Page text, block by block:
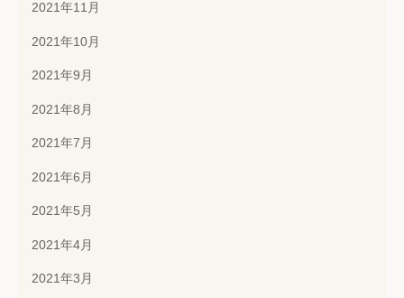
2021年11月
2021年10月
2021年9月
2021年8月
2021年7月
2021年6月
2021年5月
2021年4月
2021年3月